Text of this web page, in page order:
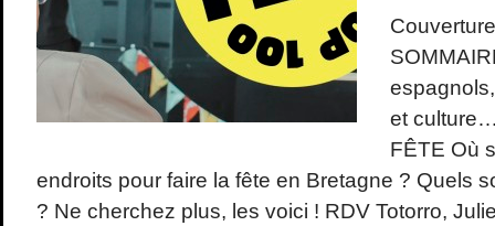
et
FÊTE Où
endroits pour faire la fête en Bretagne ? Quels
? Ne cherchez plus, les voici ! RDV Totorro,